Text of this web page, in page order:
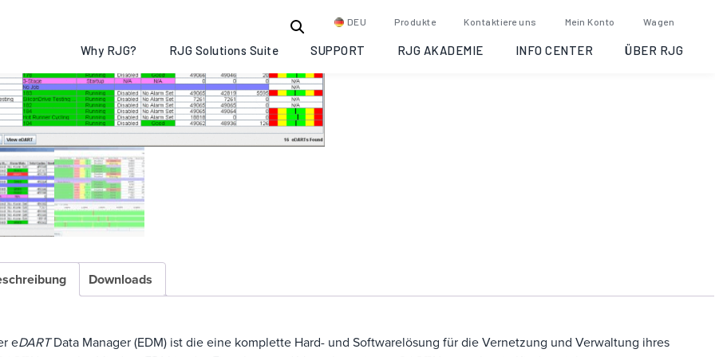
DEU Produkte Kontaktiere uns Mein Konto Wagen
Why RJG? RJG Solutions Suite SUPPORT RJG AKADEMIE INFO CENTER ÜBER RJG
eDART Datenmanager (EDM)
Artikelnummer:EDMKategorie: eDART Data Networking
Downloads
eDARTData Manager (EDM) ist die eine komplette Hard- und Softwarelösung für die Vernetzung und Verwaltung ihres